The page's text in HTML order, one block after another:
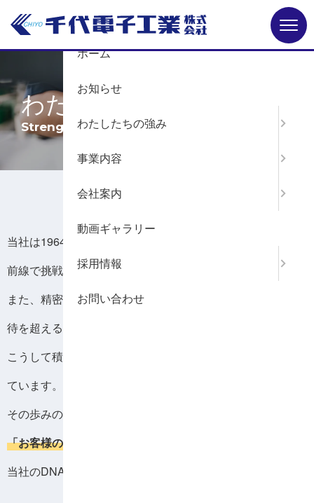
わたしたちの強み
わたしたちの強み
当社は1964年の創業以来、現在に至るまで、常に技術の最
前線で挑戦を続けてまいりました。
また、精密機器組立の分野でも、長きにわたりお客様の期
待を超える製品を提供し続けております。
こうして積み重ねてきた信頼は、当社の大きな財産となっ
ています。
その歩みの中で培われた
「お客様の課題解決に貢献する精神」
当社のDNAとして受け継がれています。
Menu
ホーム
お知らせ
わたしたちの強み
事業内容
会社案内
動画ギャラリー
採用情報
お問い合わせ